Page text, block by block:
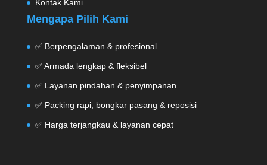
Kontak Kami
Mengapa Pilih Kami
✅ Berpengalaman & profesional
✅ Armada lengkap & fleksibel
✅ Layanan pindahan & penyimpanan
✅ Packing rapi, bongkar pasang & reposisi
✅ Harga terjangkau & layanan cepat